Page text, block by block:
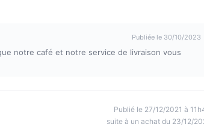
Publiée le 30/10/2023
notre café et notre service de livraison vous
Publié le 27/12/2021 à
suite à un achat du 23/12/